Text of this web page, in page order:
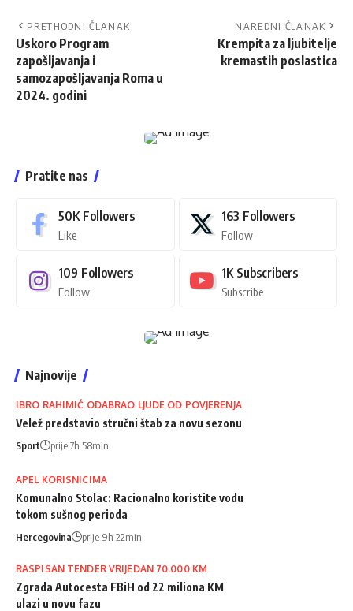
PRETHODNI ČLANAK
Uskoro Program
zapošljavanja i
samozapošljavanja Roma u
2024. godini
NAREDNI ČLANAK
Krempita za ljubitelje
kremastih poslastica
Pratite nas
50K Followers
Like
163 Followers
Follow
109 Followers
Follow
1K Subscribers
Subscribe
Najnovije
IBRO RAHIMIĆ ODABRAO LJUDE OD POVJERENJA
Velež predstavio stručni štab za novu sezonu
Sport prije 7h 58min
APEL KORISNICIMA
Komunalno Stolac: Racionalno koristite vodu
tokom sušnog perioda
Hercegovina prije 9h 22min
RASPISAN TENDER VRIJEDAN 70.000 KM
Zgrada Autocesta FBiH od 22 miliona KM
ulazi u novu fazu